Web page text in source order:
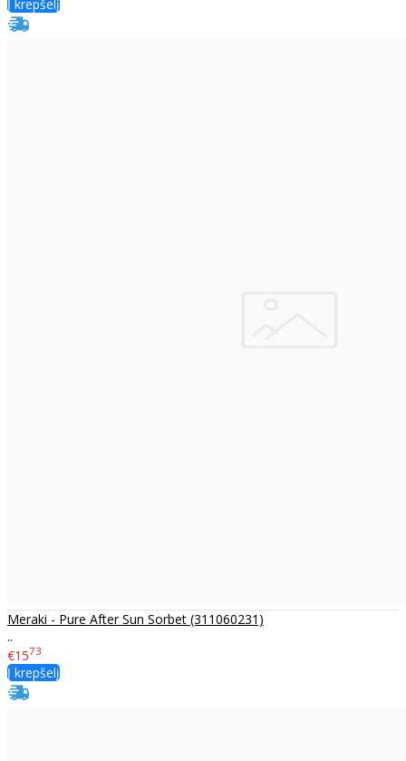
Į krepšelį
Meraki - Pure After Sun Sorbet (311060231)
..
€1573
Į krepšelį